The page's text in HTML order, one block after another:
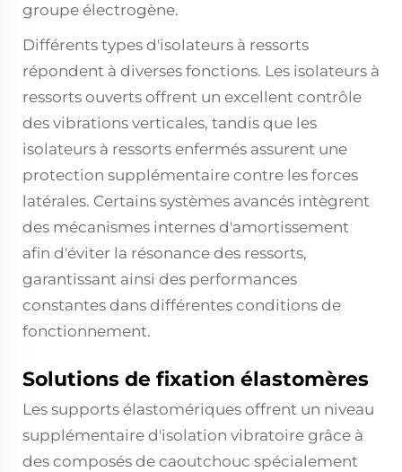
groupe électrogène.
Différents types d'isolateurs à ressorts
répondent à diverses fonctions. Les isolateurs à
ressorts ouverts offrent un excellent contrôle
des vibrations verticales, tandis que les
isolateurs à ressorts enfermés assurent une
protection supplémentaire contre les forces
latérales. Certains systèmes avancés intègrent
des mécanismes internes d'amortissement
afin d'éviter la résonance des ressorts,
garantissant ainsi des performances
constantes dans différentes conditions de
fonctionnement.
Solutions de fixation élastomères
Les supports élastomériques offrent un niveau
supplémentaire d'isolation vibratoire grâce à
des composés de caoutchouc spécialement